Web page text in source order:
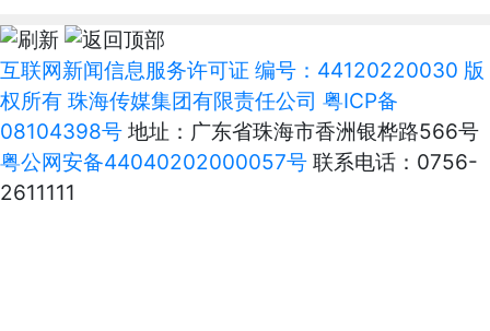
互联网新闻信息服务许可证 编号：44120220030 版
权所有 珠海传媒集团有限责任公司 粤ICP备
08104398号 地址：广东省珠海市香洲银桦路566号
粤公网安备44040202000057号 联系电话：0756-
2611111